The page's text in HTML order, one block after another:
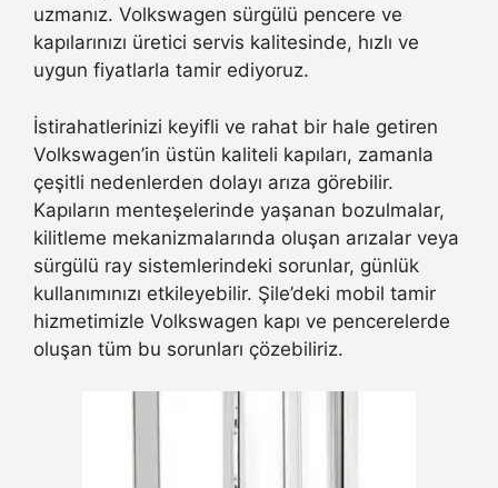
uzmanız. Volkswagen sürgülü pencere ve
kapılarınızı üretici servis kalitesinde, hızlı ve
uygun fiyatlarla tamir ediyoruz.
İstirahatlerinizi keyifli ve rahat bir hale getiren
Volkswagen’in üstün kaliteli kapıları, zamanla
çeşitli nedenlerden dolayı arıza görebilir.
Kapıların menteşelerinde yaşanan bozulmalar,
kilitleme mekanizmalarında oluşan arızalar veya
sürgülü ray sistemlerindeki sorunlar, günlük
kullanımınızı etkileyebilir. Şile’deki mobil tamir
hizmetimizle Volkswagen kapı ve pencerelerde
oluşan tüm bu sorunları çözebiliriz.